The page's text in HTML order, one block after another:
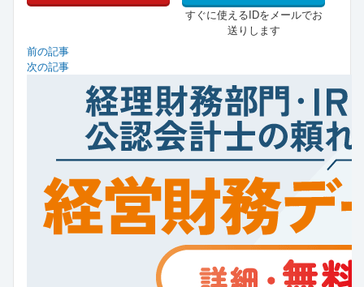
すぐに使えるIDをメールでお
送りします
前の記事
次の記事